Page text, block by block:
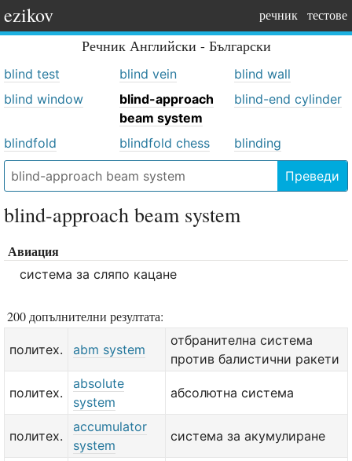
ezikov речник тестове
Речник Английски - Български
blind test blind vein
blind wall
blind window
blind-approach
beam system
blind-end cylinder
blindfold blindfold chess blinding
Преведи
blind-approach beam system
Авиация
система за сляпо кацане
200 допълнителни резултата:
политех. abm system
отбранителна система
против балистични ракети
политех.
absolute
system
абсолютна система
политех.
accumulator
system
система за акумулиране